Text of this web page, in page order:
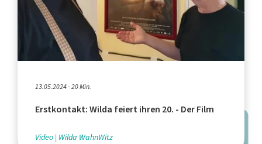
13.05.2024 - 20 Min.
Erstkontakt: Wilda feiert ihren 20. - Der Film
Video Wilda WahnWitz